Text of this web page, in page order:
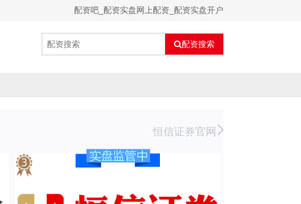
配资吧_配资实盘网上配资_配资实盘开户
配资搜索
恒信证券官网